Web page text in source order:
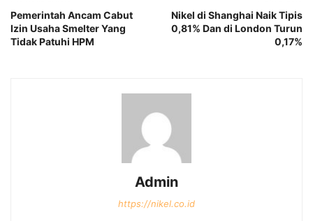
Pemerintah Ancam Cabut
Izin Usaha Smelter Yang
Tidak Patuhi HPM
Nikel di Shanghai Naik Tipis
0,81% Dan di London Turun
0,17%
Admin
https://nikel.co.id